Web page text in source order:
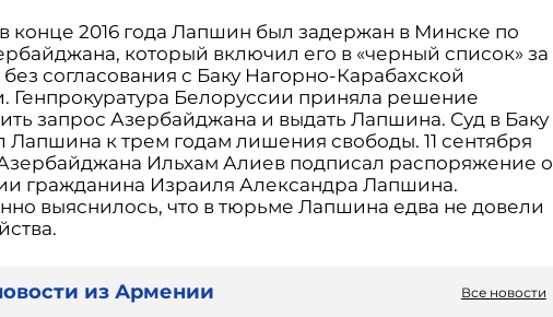
конце 2016 года Лапшин был задержан в Минске по
который включил его в «черный список» за
согласования с Баку Нагорно-Карабахской
Генпрокуратура Белоруссии приняла решение
запрос Азербайджана и выдать Лапшина. Суд в Баку
Лапшина к трем годам лишения свободы. 11 сентября
Ильхам Алиев подписал распоряжение о
гражданина Израиля Александра Лапшина.
выяснилось, что в тюрьме Лапшина едва не довели
из Армении Все новости